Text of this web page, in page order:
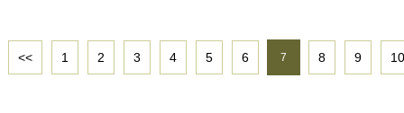
<< 1 2 3 4 5 6 7 8 9 10